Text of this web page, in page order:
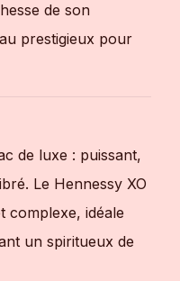
de son
prestigieux pour
de luxe : puissant,
Le Hennessy XO
complexe, idéale
un spiritueux de